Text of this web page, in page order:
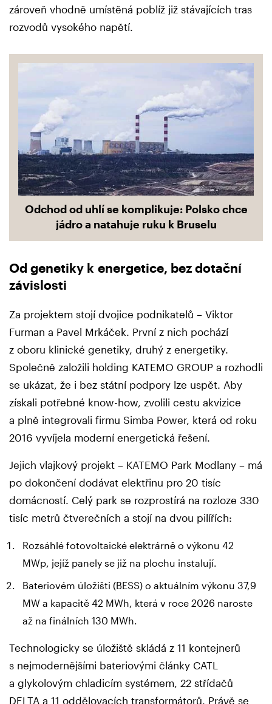
zároveň vhodně umístěná poblíž již stávajících tras
rozvodů vysokého napětí.
Odchod od uhlí se komplikuje: Polsko chce
jádro a natahuje ruku k Bruselu
Od genetiky k energetice, bez dotační
závislosti
Za projektem stojí dvojice podnikatelů – Viktor
Furman a Pavel Mrkáček. První z nich pochází
z oboru klinické genetiky, druhý z energetiky.
Společně založili holding KATEMO GROUP a rozhodli
se ukázat, že i bez státní podpory lze uspět. Aby
získali potřebné know-how, zvolili cestu akvizice
a plně integrovali firmu Simba Power, která od roku
2016 vyvíjela moderní energetická řešení.
Jejich vlajkový projekt – KATEMO Park Modlany – má
po dokončení dodávat elektřinu pro 20 tisíc
domácností. Celý park se rozprostírá na rozloze 330
tisíc metrů čtverečních a stojí na dvou pilířích:
Rozsáhlé fotovoltaické elektrárně o výkonu 42
MWp, jejíž panely se již na plochu instalují.
Bateriovém úložišti (BESS) o aktuálním výkonu 37,9
MW a kapacitě 42 MWh, která v roce 2026 naroste
až na finálních 130 MWh.
Technologicky se úložiště skládá z 11 kontejnerů
s nejmodernějšími bateriovými články CATL
a glykolovým chladicím systémem, 22 střídačů
DELTA a 11 oddělovacích transformátorů. Právě se